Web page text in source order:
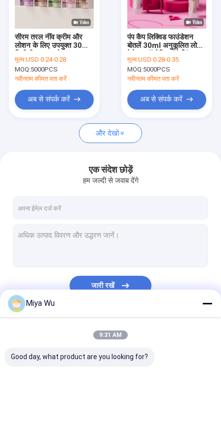
कारखाने का दौरा
गुणवत्ता नियंत्रण
हमसे संपर्क करें
समाचार
उद्धरण मांगें
प्लास्टिक पैकेजिंग की बोतलें
प्लास्टिक फोम की बोतल
प्लास्टिक लोशन की बोतल
सीरम ड्रॉपर की बोतलें
क्रीम ग्लास जार
सीरम तरल नींव क्रीम और
लोशन के लिए उपयुक्त 30
पैकेजिंग जिसमें टिकाऊ
कॉस्मेटिक कंटेनर डिजाइन है
मूल्य:USD 0.24-0.28
MOQ:5000PCS
नवीनतम कीमत पता करें
अब से संपर्क करें
पंप कैप लिक्विड फाउंडेशन
बोतलें 30ml अनुकूलित लोगो
लिक्विड मेकअप उत्पादों के लिए
मूल्य:USD 0.28-0.35
MOQ:5000PCS
नवीनतम कीमत पता करें
अब से संपर्क करें
और देखो
एक संदेश छोड़ें
हम जल्दी से जवाब देंगे
जारी रखें
Miya Wu
9:31 AM
Good day, what product are you looking for?